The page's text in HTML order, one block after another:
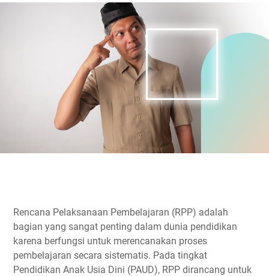
Rencana Pelaksanaan Pembelajaran (RPP) adalah
bagian yang sangat penting dalam dunia pendidikan
karena berfungsi untuk merencanakan proses
pembelajaran secara sistematis. Pada tingkat
Pendidikan Anak Usia Dini (PAUD), RPP dirancang untuk